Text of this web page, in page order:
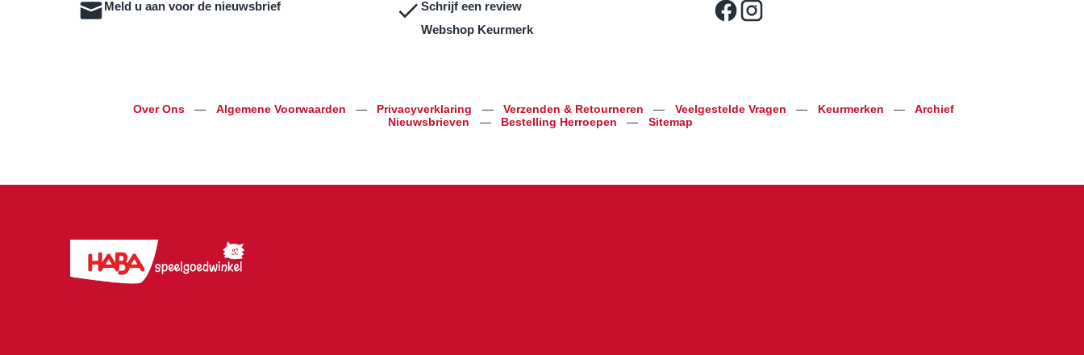
Meld u aan voor de nieuwsbrief
Schrijf een review
Webshop Keurmerk
Over Ons — Algemene Voorwaarden — Privacyverklaring — Verzenden & Retourneren — Veelgestelde Vragen — Keurmerken —
Archief
Nieuwsbrieven
— Bestelling Herroepen — Sitemap